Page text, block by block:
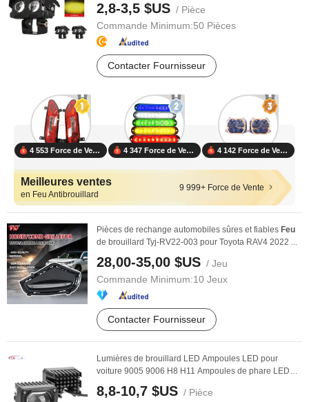
2,8-3,5 $US / Pièce
Commande Minimum:50 Pièces
Contacter Fournisseur
4 553 Force de Vente 4 347 Force de Vente 4 142 Force de Vente
Meilleures ventes
en Feu Antibrouillard
9 999+ Force de Vente
Pièces de rechange automobiles sûres et fiables Feu
de brouillard Tyj-RV22-003 pour Toyota RAV4 2022 ...
28,00-35,00 $US / Jeu
Commande Minimum:10 Jeux
Contacter Fournisseur
Lumières de brouillard LED Ampoules LED pour
voiture 9005 9006 H8 H11 Ampoules de phare LED
8,8-10,7 $US / Pièce